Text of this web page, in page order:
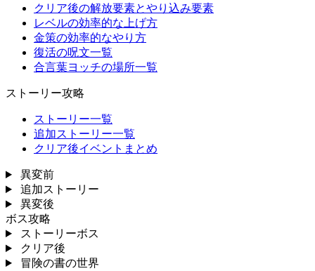
クリア後の解放要素とやり込み要素
レベルの効率的な上げ方
金策の効率的なやり方
復活の呪文一覧
合言葉ヨッチの場所一覧
ストーリー攻略
ストーリー一覧
追加ストーリー一覧
クリア後イベントまとめ
異変前
追加ストーリー
異変後
ボス攻略
ストーリーボス
クリア後
冒険の書の世界